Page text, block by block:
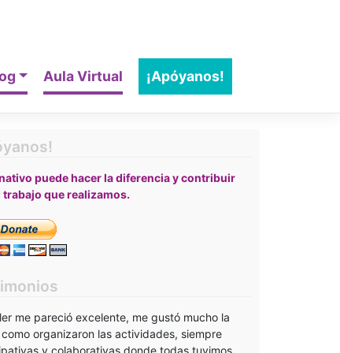
Aula Virtual ¡Apóyanos!
puede hacer la diferencia y contribuir
trabajo que realizamos.
me pareció excelente, me gustó mucho la
organizaron las actividades, siempre
y colaborativas donde todas tuvimos